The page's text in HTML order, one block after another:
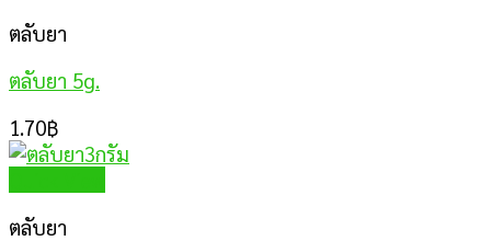
ตลับยา
ตลับยา 5g.
1.70฿
ตลับยา